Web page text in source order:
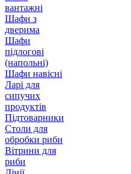
вантажні
Шафи з
дверима
Шафи
підлогові
(напольні)
Шафи навісні
Ларі для
сипучих
продуктів
Підтоварники
Столи для
обробки риби
Вітрини для
риби